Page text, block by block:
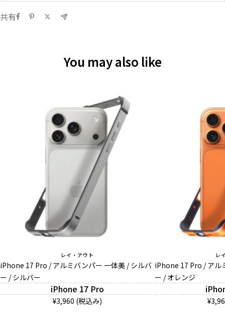
共有
You may also like
レイ・アウト
iPhone 17 Pro / アルミバンパー 一体美 / シルバ
ー / シルバー
iPhone 17 Pro
¥3,960 (税込み)
レ
iPhone 17 Pro / アル
ー / オレンジ